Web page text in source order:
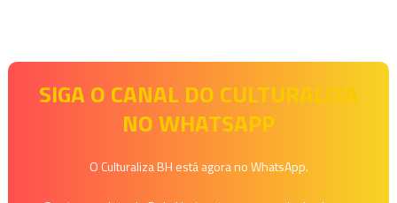
SIGA O CANAL DO CULTURALIZA
NO WHATSAPP
O Culturaliza BH está agora no WhatsApp.